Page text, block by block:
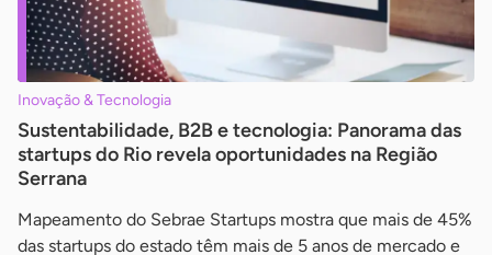
Inovação & Tecnologia
Sustentabilidade, B2B e tecnologia: Panorama das
startups do Rio revela oportunidades na Região
Serrana
Mapeamento do Sebrae Startups mostra que mais de 45%
das startups do estado têm mais de 5 anos de mercado e